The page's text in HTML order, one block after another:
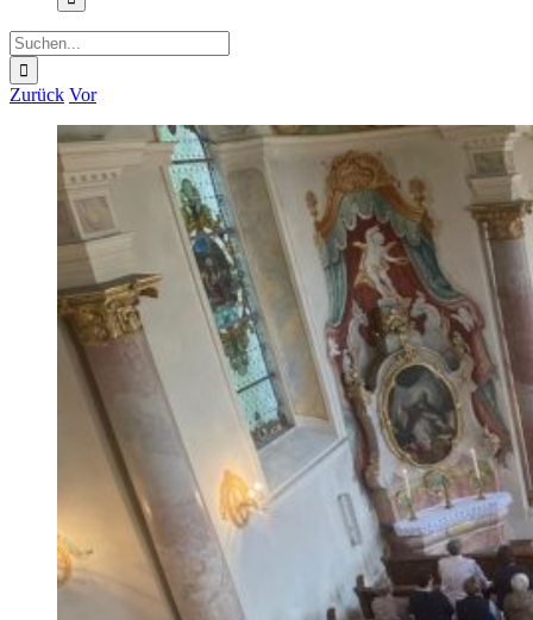
Suche
nach:
Zurück Vor
Zeige
grösseres
Bild